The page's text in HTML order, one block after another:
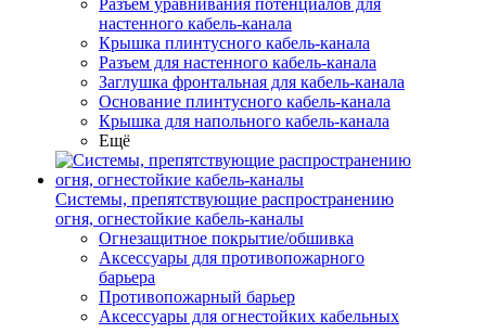
Разъем уравнивания потенциалов для
настенного кабель-канала
Крышка плинтусного кабель-канала
Разъем для настенного кабель-канала
Заглушка фронтальная для кабель-канала
Основание плинтусного кабель-канала
Крышка для напольного кабель-канала
Ещё
Системы, препятствующие распространению
огня, огнестойкие кабель-каналы
Огнезащитное покрытие/обшивка
Аксессуары для противопожарного
барьера
Противопожарный барьер
Аксессуары для огнестойких кабельных